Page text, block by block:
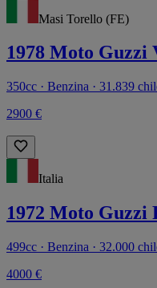
Masi Torello (FE)
1978 Moto Guzzi
350cc · Benzina · 31.839
2900 €
Italia
1972 Moto Guzzi
499cc · Benzina · 32.000
4000 €